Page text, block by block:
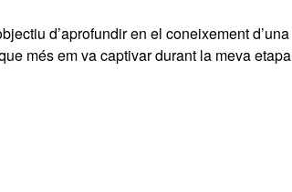
d’aprofundir en el coneixement d’una
més em va captivar durant la meva etapa